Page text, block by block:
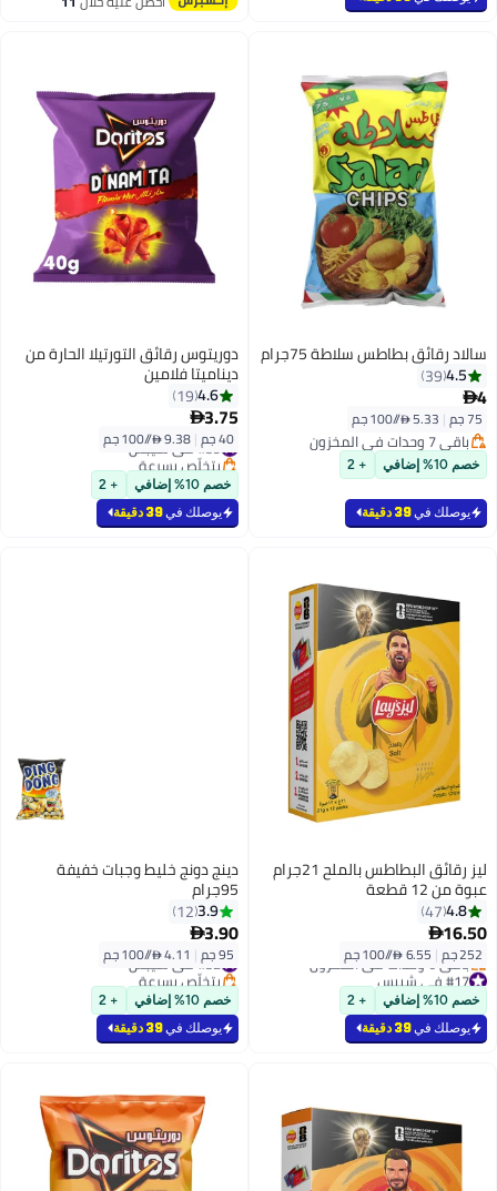
سالاد رقائق بطاطس سلاطة 75جرام
4.5
39
4
75 جم |
باقي 7 وحدات في المخزون
باقي 7 وحدات في المخزون
خصم 10% إضافي + 2
يوصلك في39 دقيقة
دوريتوس رقائق التورتيلا الحارة من
ديناميتا فلامين
4.6
19
3.75
40 جم |9.38 /⁨/100 جم⁩ #39 في شيبس
بتخلّص بسرعة
#39 في شيبس
خصم 10% إضافي + 2
يوصلك في39 دقيقة
ليز رقائق البطاطس بالملح 21جرام
عبوة من 12 قطعة
4.8
47
16.50
252 جم |
#17 في شيبس
أقل سعر في 7 يوم
باقي 6 وحدات في المخزون
#17 في شيبس
خصم 10% إضافي + 2
يوصلك في39 دقيقة
دينج دونج خليط وجبات خفيفة
95جرام
3.9
12
3.90
95 جم |#32 في شيبس
بتخلّص بسرعة
#32 في شيبس
خصم 10% إضافي + 2
يوصلك في39 دقيقة